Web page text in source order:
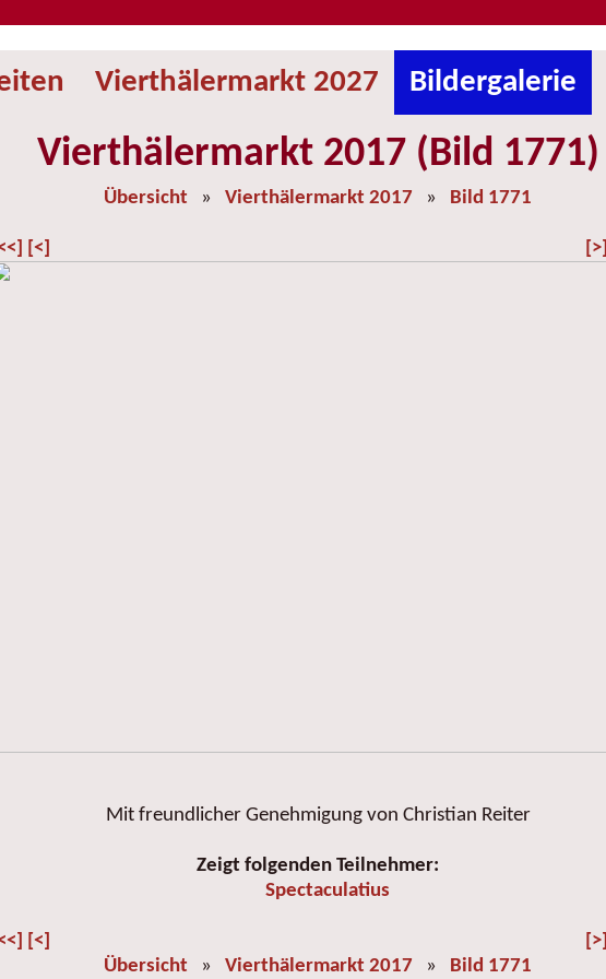
Vierthälermarkt 2027 Bildergalerie
Vierthälermarkt 2017 (Bild 1771)
Übersicht » Vierthälermarkt 2017 » Bild 1771
[<] [>]
Mit freundlicher Genehmigung von Christian Reiter
Zeigt folgenden Teilnehmer:
Spectaculatius
[<] [>]
Übersicht » Vierthälermarkt 2017 » Bild 1771